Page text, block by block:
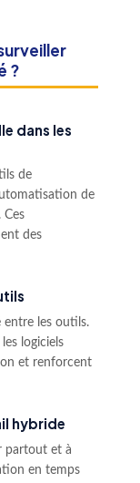
?
dans les
de
de
Ces
des
entre les outils.
logiciels
et renforcent
hybride
partout et à
en temps